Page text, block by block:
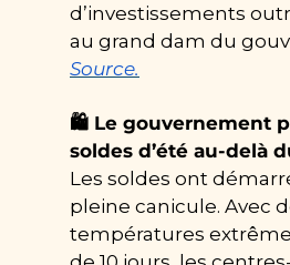
d’investissements
Source.
🛍️ Le gouvernement
soldes d’été au-delà
Les soldes ont
pleine canicule. Avec
températures